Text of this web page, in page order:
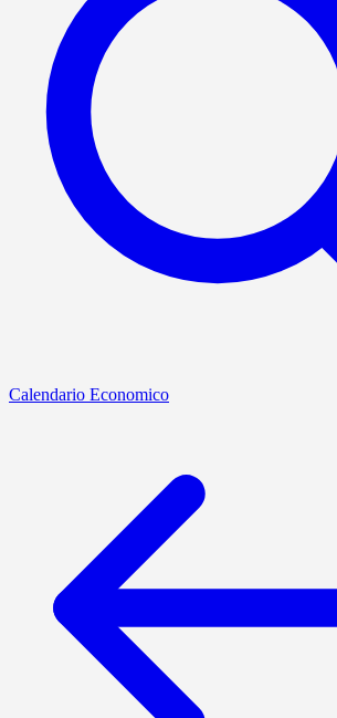
Calendario Economico